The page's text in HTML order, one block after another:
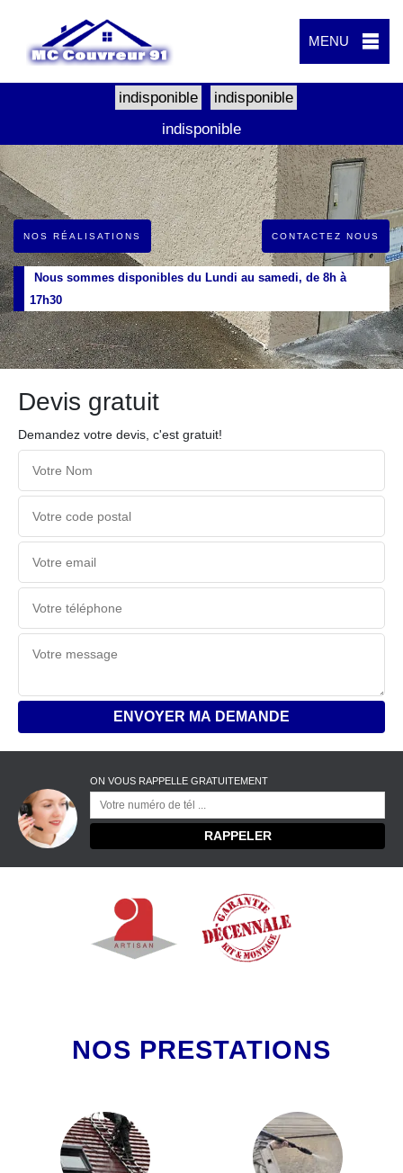
MENU
indisponible
indisponible
indisponible
NOS RÉALISATIONS CONTACTEZ NOUS
Nous sommes disponibles du Lundi au samedi, de 8h à
17h30
Devis gratuit
Demandez votre devis, c'est gratuit!
ON VOUS RAPPELLE GRATUITEMENT
NOS PRESTATIONS